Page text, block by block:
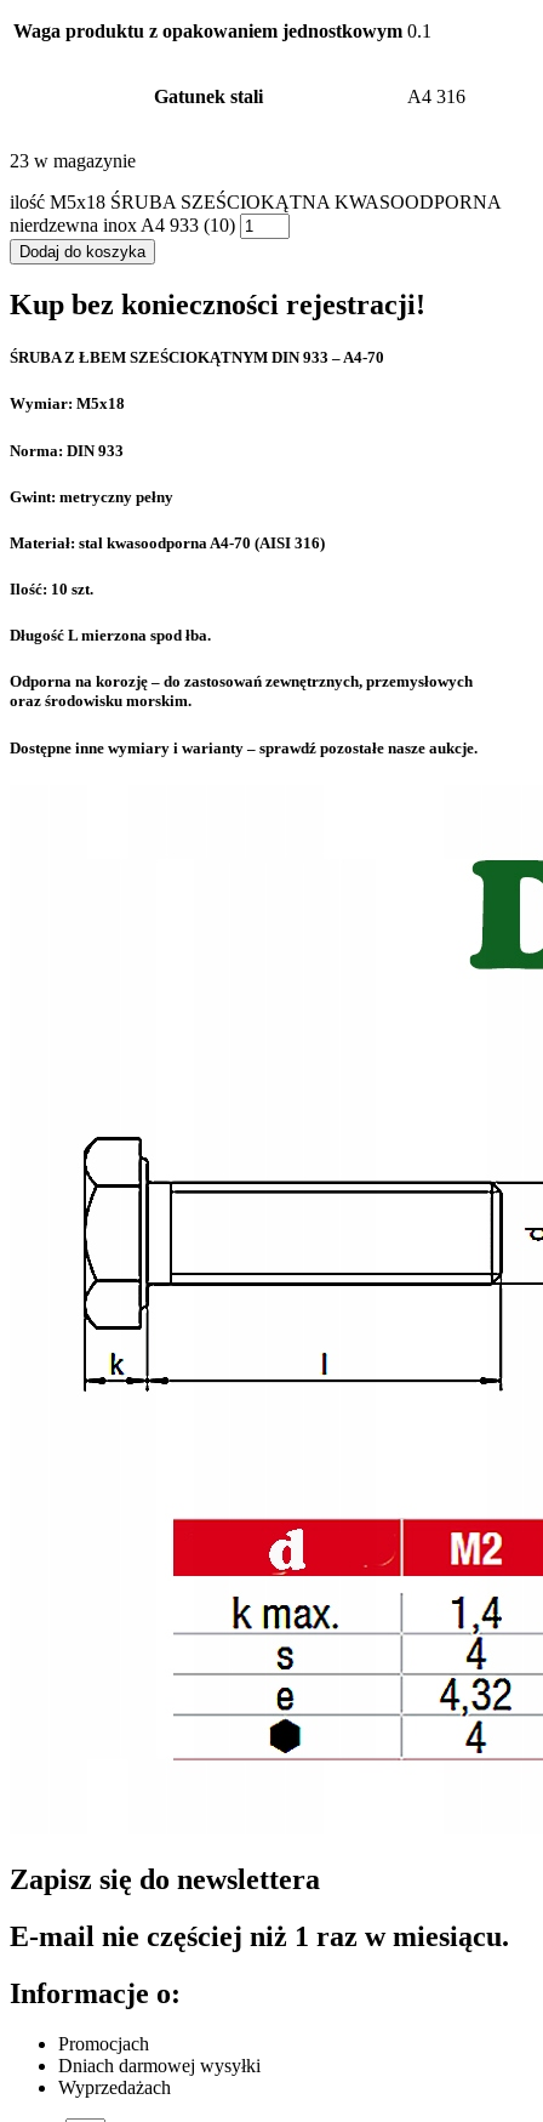
Waga produktu z opakowaniem jednostkowym 0.1
Gatunek stali A4 316
23 w magazynie
ilość M5x18 ŚRUBA SZEŚCIOKĄTNA KWASOODPORNA
nierdzewna inox A4 933 (10)
Dodaj do koszyka
Kup bez konieczności rejestracji!
ŚRUBA Z ŁBEM SZEŚCIOKĄTNYM DIN 933 – A4-70
Wymiar: M5x18
Norma: DIN 933
Gwint: metryczny pełny
Materiał: stal kwasoodporna A4-70 (AISI 316)
Ilość: 10 szt.
Długość L mierzona spod łba.
Odporna na korozję – do zastosowań zewnętrznych, przemysłowych
oraz środowisku morskim.
Dostępne inne wymiary i warianty – sprawdź pozostałe nasze aukcje.
Zapisz się do newslettera
E-mail nie częściej niż 1 raz w miesiącu.
Informacje o:
Promocjach
Dniach darmowej wysyłki
Wyprzedażach